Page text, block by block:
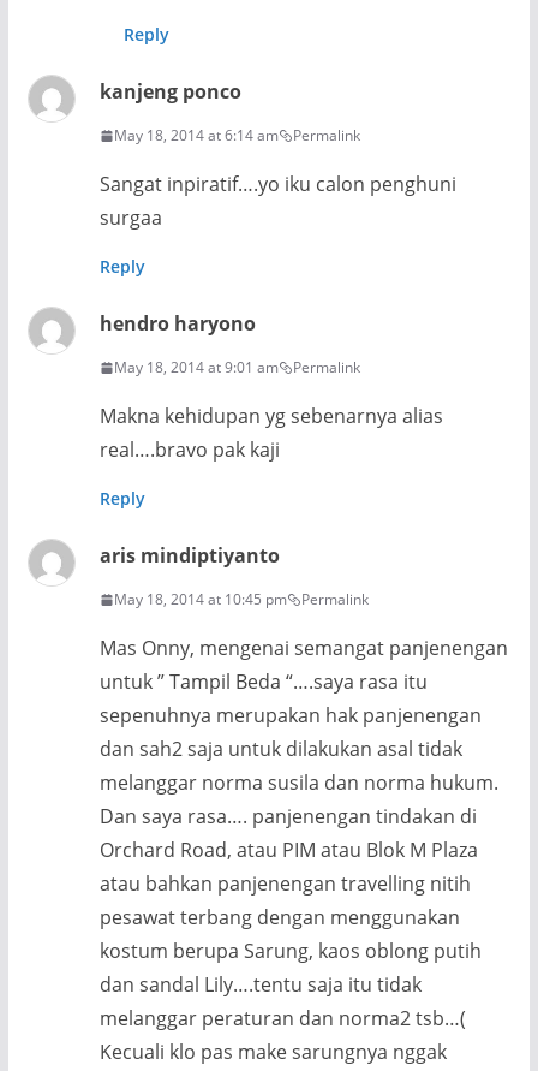
Reply
kanjeng ponco
May 18, 2014 at 6:14 am Permalink
Sangat inpiratif….yo iku calon penghuni
surgaa
Reply
hendro haryono
May 18, 2014 at 9:01 am Permalink
Makna kehidupan yg sebenarnya alias
real….bravo pak kaji
Reply
aris mindiptiyanto
May 18, 2014 at 10:45 pm Permalink
Mas Onny, mengenai semangat panjenengan
untuk ” Tampil Beda “….saya rasa itu
sepenuhnya merupakan hak panjenengan
dan sah2 saja untuk dilakukan asal tidak
melanggar norma susila dan norma hukum.
Dan saya rasa…. panjenengan tindakan di
Orchard Road, atau PIM atau Blok M Plaza
atau bahkan panjenengan travelling nitih
pesawat terbang dengan menggunakan
kostum berupa Sarung, kaos oblong putih
dan sandal Lily….tentu saja itu tidak
melanggar peraturan dan norma2 tsb…(
Kecuali klo pas make sarungnya nggak